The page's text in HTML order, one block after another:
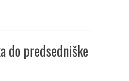
do predsedniške